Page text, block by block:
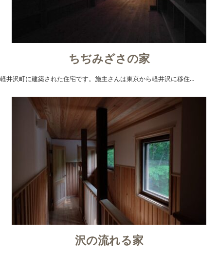
ちぢみざさの家
軽井沢町に建築された住宅です。施主さんは東京から軽井沢に移住…
沢の流れる家